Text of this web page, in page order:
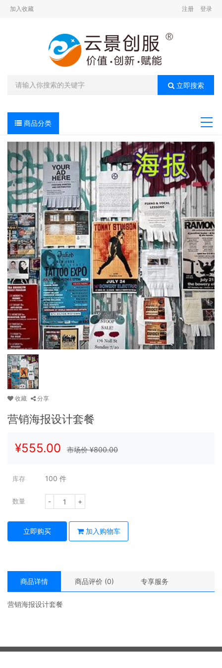
加入收藏 注册 登录
立即搜索
商品分类
收藏 分享
营销海报设计套餐
¥555.00 市场价 ¥800.00
库存 100 件
数量 - +
立即购买 加入购物车
商品详情 商品评价 (0) 专享服务
营销海报设计套餐